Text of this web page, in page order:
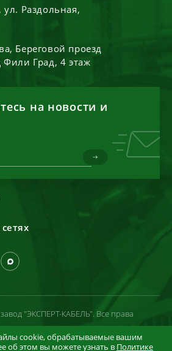
,ул. Раздольная,
, Береговой проезд
Град, 4 этаж
на новости и
"ЭКСПЕРТ-КАБЕЛЬ". Все права
cookie, обрабатываемые вашим
об этом вы можете узнать в Политике